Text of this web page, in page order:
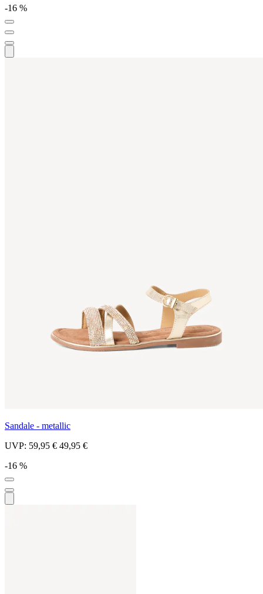
-16 %
Sandale - metallic
UVP: 59,95 € 49,95 €
-16 %